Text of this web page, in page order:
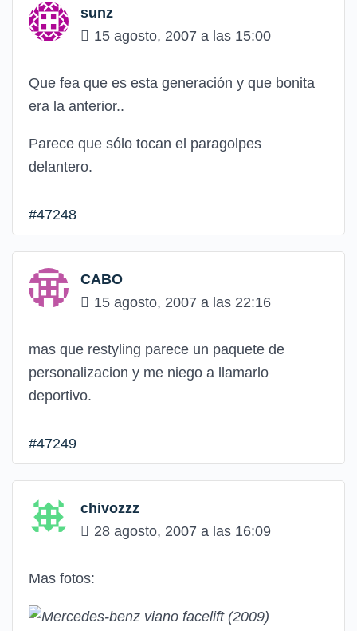
sunz
15 agosto, 2007 a las 15:00
Que fea que es esta generación y que bonita
era la anterior..
Parece que sólo tocan el paragolpes
delantero.
#47248
CABO
15 agosto, 2007 a las 22:16
mas que restyling parece un paquete de
personalizacion y me niego a llamarlo
deportivo.
#47249
chivozzz
28 agosto, 2007 a las 16:09
Mas fotos: